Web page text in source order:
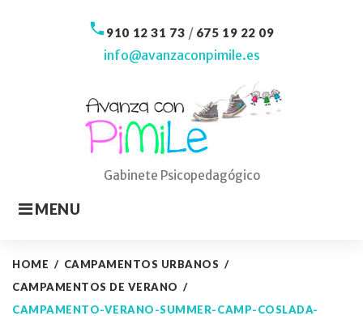
Gabinete Psicopedagógico
MENU
call910 12 31 73 / 675 19 22 09
info@avanzaconpimile.es
HOME / CAMPAMENTOS URBANOS /
CAMPAMENTOS DE VERANO /
CAMPAMENTO-VERANO-SUMMER-CAMP-COSLADA-